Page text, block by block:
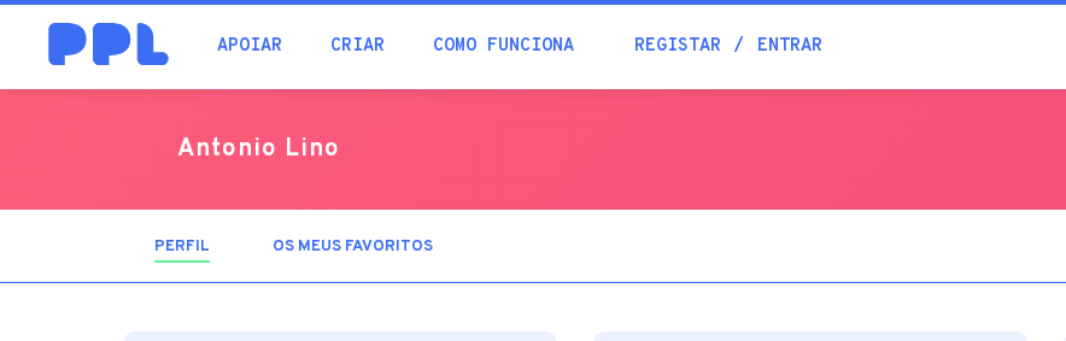
APOIAR CRIAR COMO FUNCIONA REGISTAR ENTRAR
procura
Antonio Lino
PERFIL (SEPARADOROS MEUS FAVORITOS